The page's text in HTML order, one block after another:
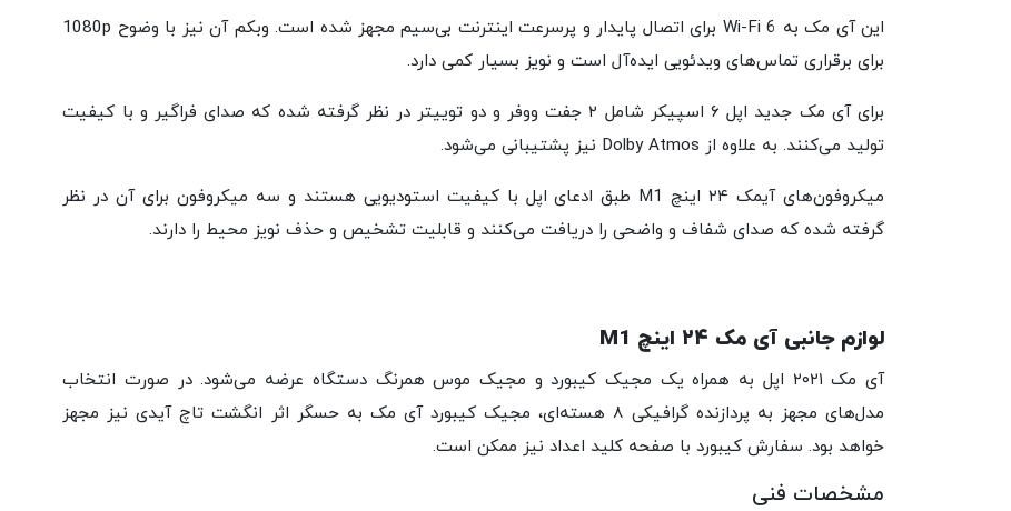
این آی مک به Wi-Fi 6 برای اتصال پایدار و پرسرعت اینترنت بی‌سیم مجهز شده است. وبکم آن نیز با وضوح 1080p
برای برقراری تماس‌های ویدئویی ایده‌آل است و نویز بسیار کمی دارد.
برای آی مک جدید اپل ۶ اسپیکر شامل ۲ جفت ووفر و دو توییتر در نظر گرفته شده که صدای فراگیر و با کیفیت
تولید می‌کنند. به علاوه از Dolby Atmos نیز پشتیبانی می‌شود.
میکروفون‌های آیمک ۲۴ اینچ M1 طبق ادعای اپل با کیفیت استودیویی هستند و سه میکروفون برای آن در نظر
گرفته شده که صدای شفاف و واضحی را دریافت می‌کنند و قابلیت تشخیص و حذف نویز محیط را دارند.
لوازم جانبی آی مک ۲۴ اینچ M1
آی مک ۲۰۲۱ اپل به همراه یک مجیک کیبورد و مجیک موس همرنگ دستگاه عرضه می‌شود. در صورت انتخاب
مدل‌های مجهز به پردازنده گرافیکی ۸ هسته‌ای، مجیک کیبورد آی مک به حسگر اثر انگشت تاچ آیدی نیز مجهز
خواهد بود. سفارش کیبورد با صفحه کلید اعداد نیز ممکن است.
مشخصات فنی